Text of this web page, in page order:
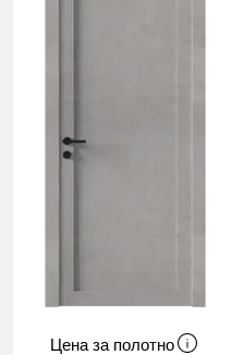
Цена за полотно